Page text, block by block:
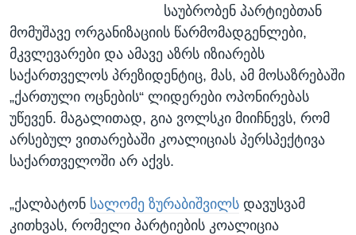
საუბრობენ პარტიებთან
მომუშავე ორგანიზაციის წარმომადგენლები,
მკვლევარები და ამავე აზრს იზიარებს
საქართველოს პრეზიდენტიც, მას, ამ მოსაზრებაში
„ქართული ოცნების“ ლიდერები ოპონირებას
უწევენ. მაგალითად, გია ვოლსკი მიიჩნევს, რომ
არსებულ ვითარებაში კოალიციას პერსპექტივა
საქართველოში არ აქვს.
„ქალბატონ სალომე ზურაბიშვილს დავუსვამ
კითხვას, რომელი პარტიების კოალიცია